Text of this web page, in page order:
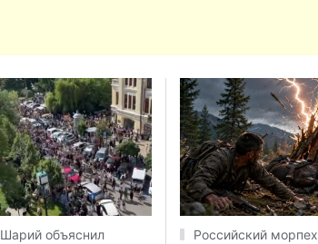
Шарий объяснил
Российский морпех